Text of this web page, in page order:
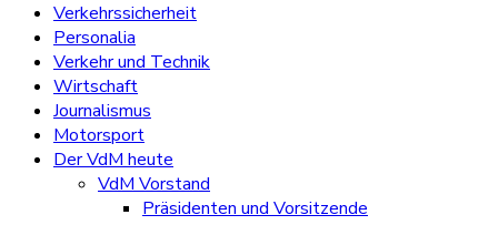
Verkehrssicherheit
Personalia
Verkehr und Technik
Wirtschaft
Journalismus
Motorsport
Der VdM heute
VdM Vorstand
Präsidenten und Vorsitzende